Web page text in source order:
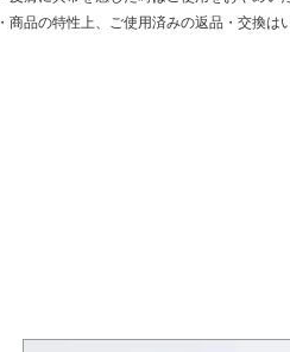
・商品の特性上、ご使用済みの返品・交換は